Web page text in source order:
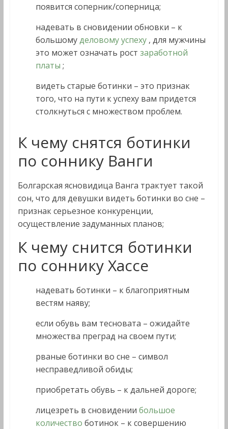
появится соперник/соперница;
надевать в сновидении обновки – к
большомуделовому успеху , для мужчины
это может означать рост заработной
платы ;
видеть старые ботинки – это признак
того, что на пути к успеху вам придется
столкнуться с множеством проблем.
К чему снятся ботинки
по соннику Ванги
Болгарская ясновидица Ванга трактует такой
сон, что для девушки видеть ботинки во сне –
признак серьезное конкуренции,
осуществление задуманных планов;
К чему снится ботинки
по соннику Хассе
надевать ботинки – к благоприятным
вестям наяву;
если обувь вам тесновата – ожидайте
множества преград на своем пути;
рваные ботинки во сне – символ
несправедливой обиды;
приобретать обувь – к дальней дороге;
лицезреть в сновидении большое
количество ботинок – к совершению